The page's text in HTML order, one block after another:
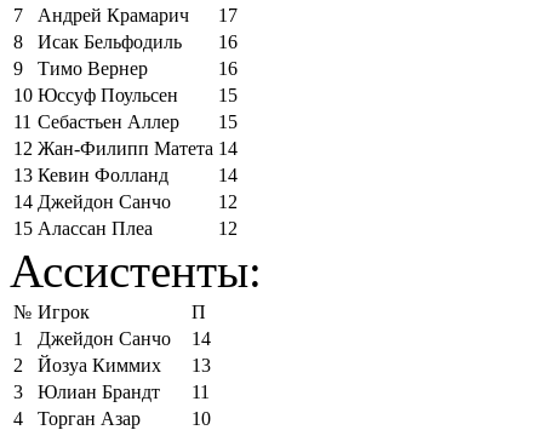
7
Андрей Крамарич
17
8
Исак Бельфодиль
16
9
Тимо Вернер
16
10 Юссуф Поульсен
15
11 Себастьен Аллер
15
12 Жан-Филипп Матета 14
13 Кевин Фолланд
14
14 Джейдон Санчо
12
15 Алассан Плеа 12
Ассистенты:
№ Игрок
П
1
Джейдон Санчо
14
2
Йозуа Киммих
13
3
Юлиан Брандт
11
4
Торган Азар
10